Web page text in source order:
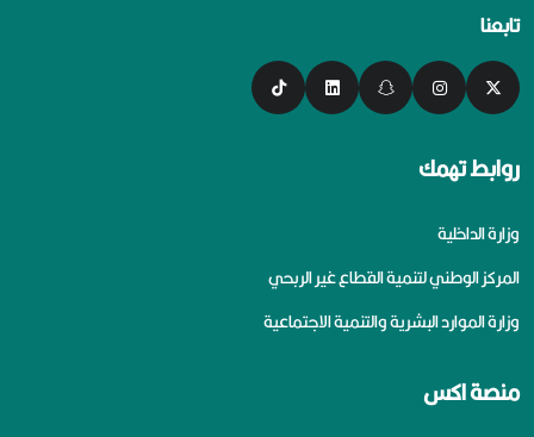
تابعنا
روابط تهمك
وزارة الداخلية
المركز الوطني لتنمية القطاع غير الربحي
وزارة الموارد البشرية والتنمية الاجتماعية
منصة اكس